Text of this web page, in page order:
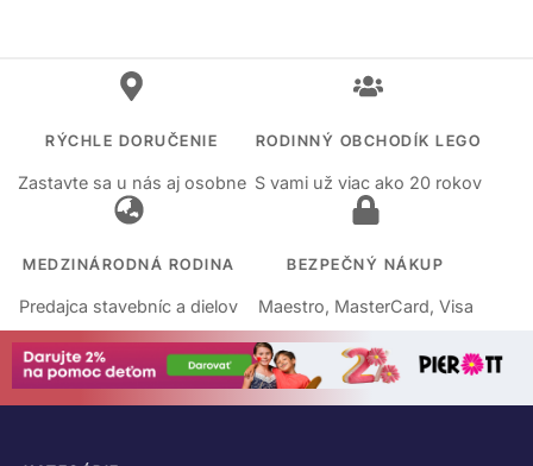
RÝCHLE DORUČENIE
Zastavte sa u nás aj osobne
RODINNÝ OBCHODÍK LEGO
S vami už viac ako 20 rokov
MEDZINÁRODNÁ RODINA
Predajca stavebníc a dielov
BEZPEČNÝ NÁKUP
Maestro, MasterCard, Visa